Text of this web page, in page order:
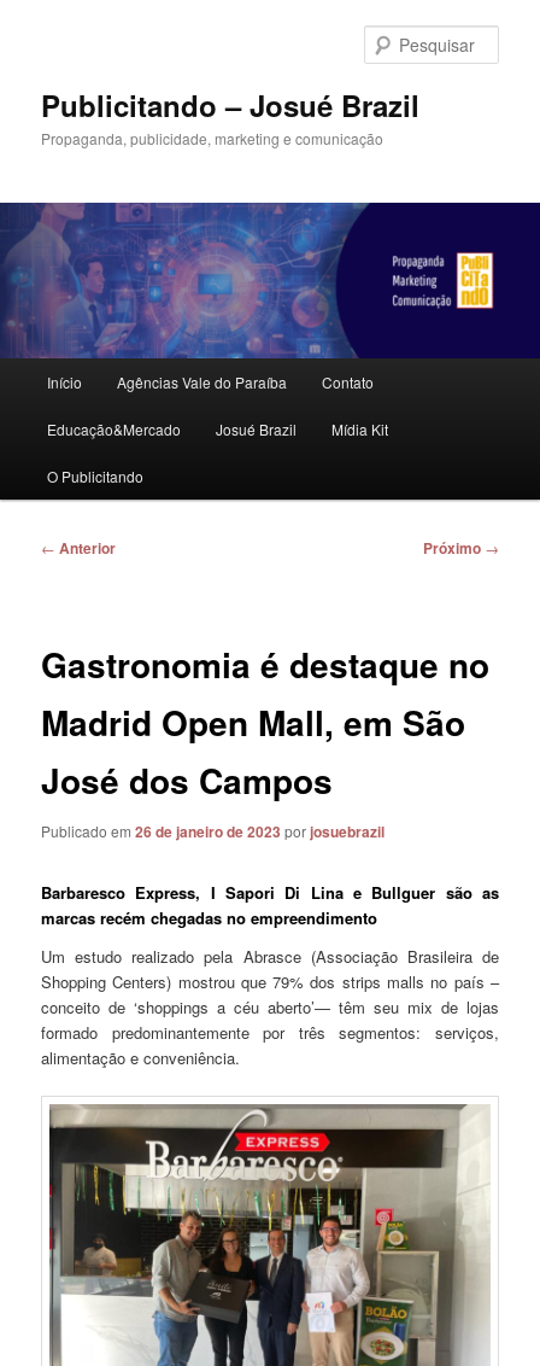
principalPublicitando – Josué Brazil
Propaganda, publicidade, marketing e comunicação
principal
Início Agências Vale do Paraíba Contato
Educação&Mercado Josué Brazil Mídia Kit
O Publicitando
Navegação
← Anterior Próximo →
Gastronomia é destaque no
Madrid Open Mall, em São
José dos Campos
Publicado em26 de janeiro de 2023 porjosuebrazil
Barbaresco Express, I Sapori Di Lina e Bullguer são as
marcas recém chegadas no empreendimento
Um estudo realizado pela Abrasce (Associação Brasileira de
Shopping Centers) mostrou que 79% dos strips malls no país –
conceito de ‘shoppings a céu aberto’— têm seu mix de lojas
formado predominantemente por três segmentos: serviços,
alimentação e conveniência.